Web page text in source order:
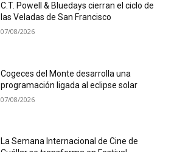
C.T. Powell & Bluedays cierran el ciclo de
las Veladas de San Francisco
07/08/2026
Cogeces del Monte desarrolla una
programación ligada al eclipse solar
07/08/2026
La Semana Internacional de Cine de